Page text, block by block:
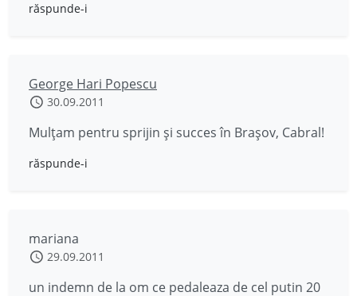
răspunde-i
George Hari Popescu
30.09.2011
Mulţam pentru sprijin şi succes în Braşov, Cabral!
răspunde-i
mariana
29.09.2011
un indemn de la om ce pedaleaza de cel putin 20